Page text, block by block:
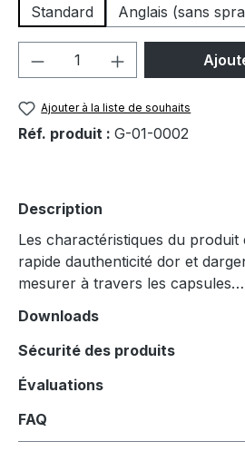
Standard
Anglais (sans
Quantité de produit :
Ajouter à la liste de souhaits
Réf. produit : G-01-0002
Description
Les charactéristiques du produit
rapide dauthenticité dor et
mesurer à travers les capsules…
Downloads
Sécurité des produits
Évaluations
FAQ